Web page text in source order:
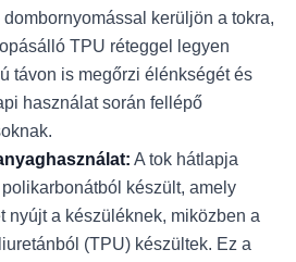
kerüljön a tokra,
TPU réteggel legyen
távon is megőrzi élénkségét és
használat során fellépő
A tok hátlapja
készült, amely
nyújt a készüléknek, miközben a
(TPU) készültek. Ez a